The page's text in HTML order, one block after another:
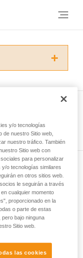
una formación
Confirme a
para
con total
de forma
con
que no
y/o tecnologías
de nuestro Sitio web,
nuestro tráfico. También
Sitio web con
para personalizar
o tecnologías similares
en otros sitios web.
le seguirán a través
cualquier momento
proporcionado en la
o parte de estas
bajo ninguna
Sitio web.
las cookies